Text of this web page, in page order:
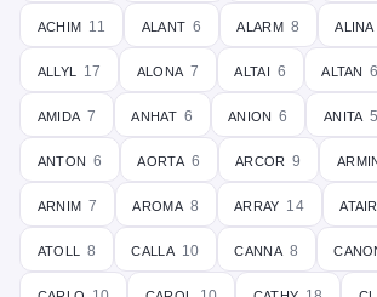
achim 11 alant 6 alarm 8 alina
allyl 17 alona 7 altai 6 altan 6
amida 7 anhat 6 anion 6 anita 5
anton 6 aorta 6 arcor 9
arnim 7 aroma 8 array 14 atair
atoll 8 calla 10 canna 8